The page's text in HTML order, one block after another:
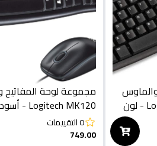
اللاسلكية Logitech MK270 - لون
مجموعة لوحة
Logitech MK120 - أسود
0التقييمات
749.00